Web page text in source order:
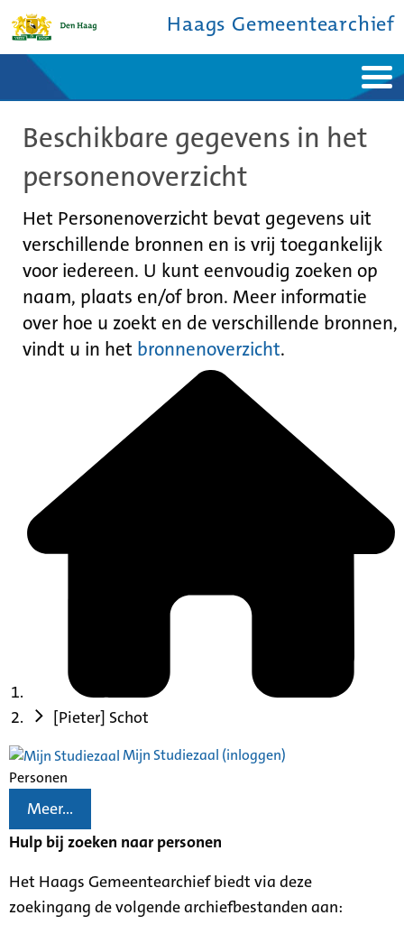
Haags Gemeentearchief
Ontdek de stad
De studiezaal
Bronnen en collecties
Contact
Beschikbare gegevens in het
personenoverzicht
Het Personenoverzicht bevat gegevens uit
verschillende bronnen en is vrij toegankelijk
voor iedereen. U kunt eenvoudig zoeken op
naam, plaats en/of bron. Meer informatie
over hoe u zoekt en de verschillende bronnen,
vindt u in het bronnenoverzicht.
[Pieter] Schot
Mijn Studiezaal (inloggen)
Personen
Meer...
Hulp bij zoeken naar personen
Het Haags Gemeentearchief biedt via deze
zoekingang de volgende archiefbestanden aan: